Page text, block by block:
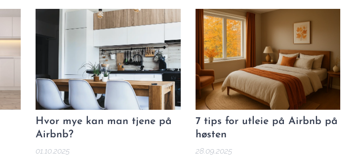
hvor mye du skal betale.
Hvor mye kan man tjene på
Airbnb?
01.10.2025
7 tips for utleie på Airbnb på
høsten
28.09.2025